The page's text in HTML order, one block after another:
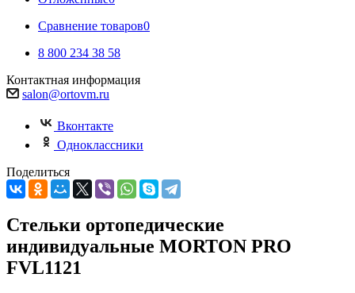
Сравнение товаров0
8 800 234 38 58
Контактная информация
salon@ortovm.ru
Вконтакте
Одноклассники
Поделиться
Стельки ортопедические
индивидуальные MORTON PRO
FVL1121